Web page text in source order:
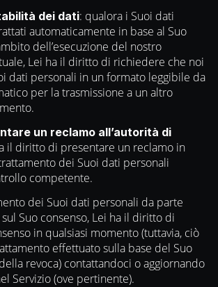
dei dati: qualora i Suoi dati
automaticamente in base al Suo
dell’esecuzione del nostro
Lei ha il diritto di richiedere che noi
dati personali in un formato leggibile da
per la trasmissione a un altro
un reclamo all’autorità di
il diritto di presentare un reclamo in
dei Suoi dati personali
competente.
dei Suoi dati personali da parte
Suo consenso, Lei ha il diritto di
in qualsiasi momento (tuttavia, ciò
effettuato sulla base del Suo
revoca) contattandoci o aggiornando
Servizio (ove pertinente).